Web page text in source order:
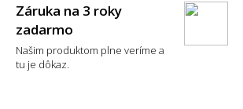
Záruka na 3 roky
zadarmo
Našim produktom plne veríme a
tu je dôkaz.